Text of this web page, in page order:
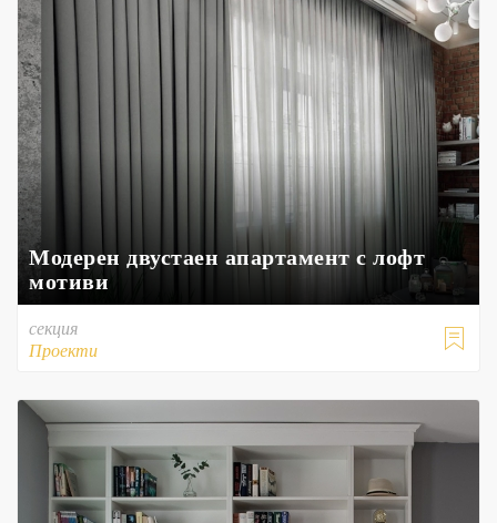
Модерен двустаен апартамент с лофт
мотиви

секция
Проекти